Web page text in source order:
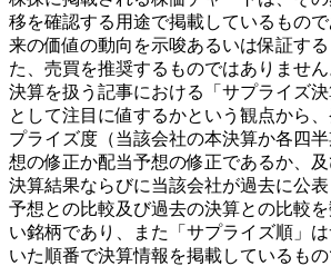
移を確認する用途で掲載しているもの
来の価値の動向を示唆あるいは保証す
た、売買を推奨するものではありません
決算を扱う記事における「サプライズ
として注目に値するかという観点から
プライズ度（当該会社の本決算か各四
想の修正か配当予想の修正であるか、
決算結果ならびに当該会社が過去に公
予想との比較及び過去の決算との比較
い銘柄であり、また「サプライズ順」
いた順番で決算情報を掲載しているも